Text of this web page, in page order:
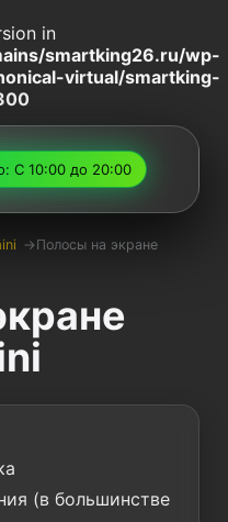
in
smartking26.ru/wp-
virtual/smartking-
С 10:00 до 20:00
→ Полосы на экране
(в большинстве